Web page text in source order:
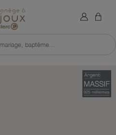
Retour à l'accueil du site
baptême...
×